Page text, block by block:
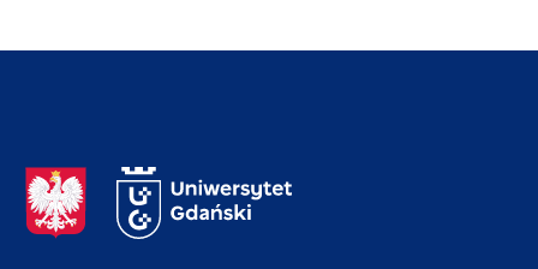
Adres Rektoratu